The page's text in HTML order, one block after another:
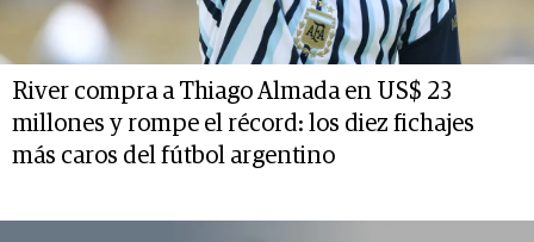
River compra a Thiago Almada en US$ 23
millones y rompe el récord: los diez fichajes
más caros del fútbol argentino